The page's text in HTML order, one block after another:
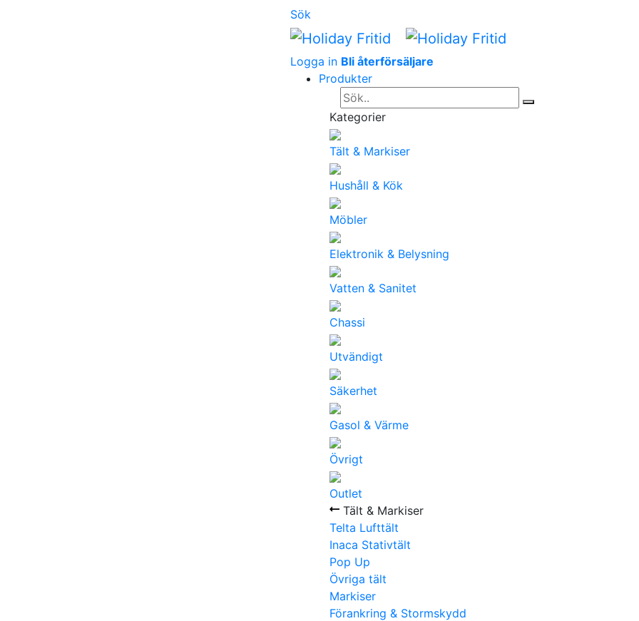
Sök
Logga in Bli återförsäljare
Produkter
Kategorier
Tält & Markiser
Hushåll & Kök
Möbler
Elektronik & Belysning
Vatten & Sanitet
Chassi
Utvändigt
Säkerhet
Gasol & Värme
Övrigt
Outlet
Tält & Markiser
Telta Lufttält
Inaca Stativtält
Pop Up
Övriga tält
Markiser
Förankring & Stormskydd